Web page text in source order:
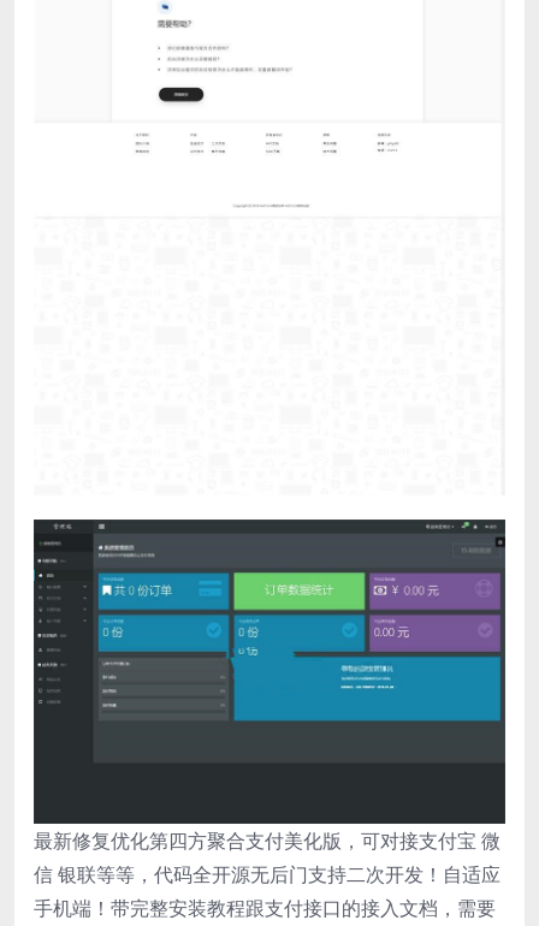
最新修复优化第四方聚合支付美化版，可对接支付宝 微
信 银联等等，代码全开源无后门支持二次开发！自适应
手机端！带完整安装教程跟支付接口的接入文档，需要